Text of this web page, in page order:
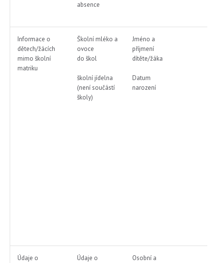
absence
Informace o
dětech/žácích
mimo školní
matriku
Školní mléko a
ovoce
do škol
školní jídelna
(není součástí
školy)
Jméno a
příjmení
dítěte/žáka
Datum
narození
Údaje o
Údaje o
Osobní a